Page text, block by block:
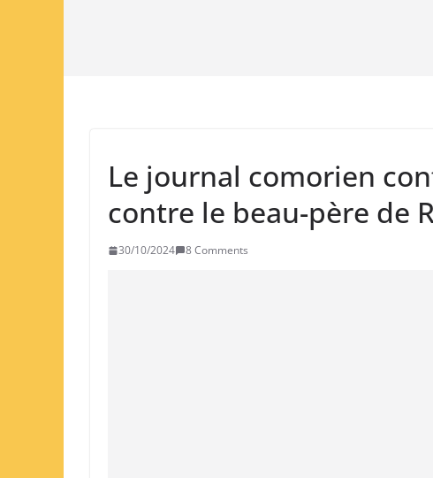
Le journal comorien
contre le beau-père de
30/10/2024 8 Comments